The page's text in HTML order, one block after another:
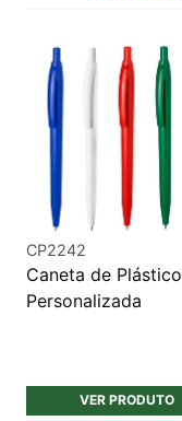
CP2242
Caneta de Plástico
Personalizada
VER PRODUTO